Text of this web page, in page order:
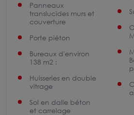
Panneaux
translucides murs et
couverture
Porte piéton
Bureaux d'environ
138 m2 :
Huisseries en double
vitrage
Sol en dalle béton
et carrelage